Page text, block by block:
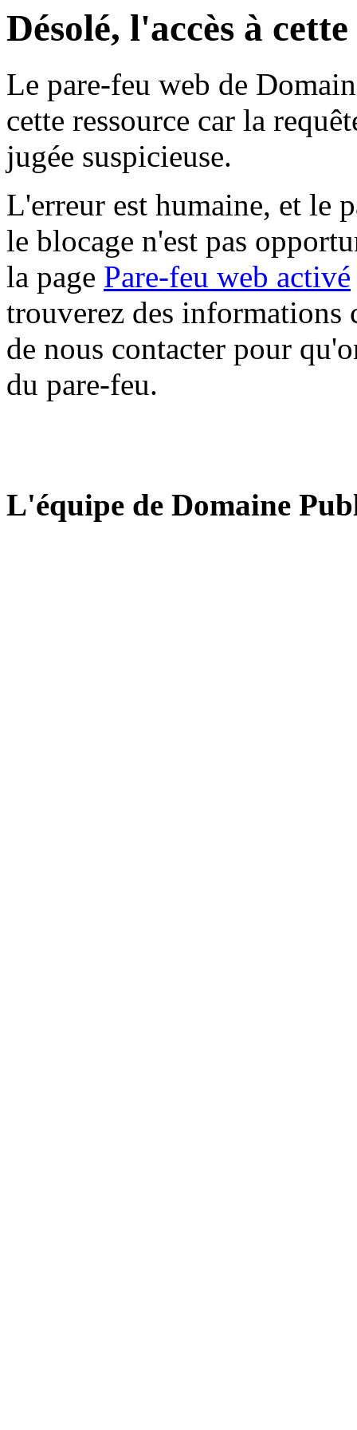
Désolé, l'accès à
Le pare-feu web de
cette ressource car la
jugée suspicieuse.
L'erreur est humaine, et le
le blocage n'est pas
la page Pare-feu web activé
trouverez des informations
de nous contacter pour
du pare-feu.
L'équipe de Domaine